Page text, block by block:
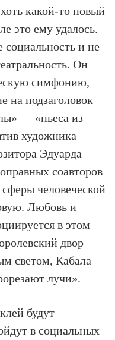
какой-то новый
это ему удалось.
социальность и не
Он
симфонию,
на подзаголовок
— «пьеса из
художника
Эдуарда
соавторов
человеческой
Любовь и
в этом
двор —
светом, Кабала
лучи».
будут
в социальных